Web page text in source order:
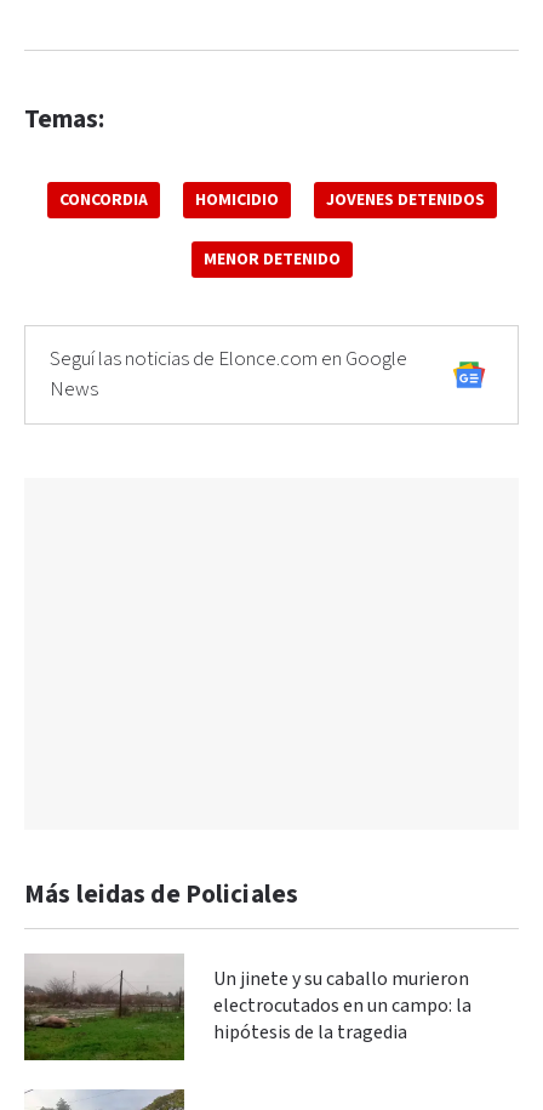
Temas:
CONCORDIA HOMICIDIO JOVENES DETENIDOS
MENOR DETENIDO
Seguí las noticias de Elonce.com en Google
News
Más leidas de Policiales
Un jinete y su caballo murieron
electrocutados en un campo: la
hipótesis de la tragedia